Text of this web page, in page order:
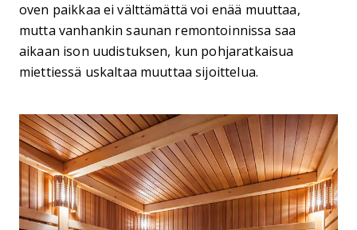
oven paikkaa ei välttämättä voi enää muuttaa,
mutta vanhankin saunan remontoinnissa saa
aikaan ison uudistuksen, kun pohjaratkaisua
miettiessä uskaltaa muuttaa sijoittelua.